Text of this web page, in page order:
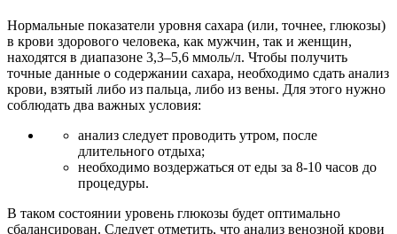
Нормальные показатели уровня сахара (или, точнее, глюкозы)
в крови здорового человека, как мужчин, так и женщин,
находятся в диапазоне 3,3–5,6 ммоль/л. Чтобы получить
точные данные о содержании сахара, необходимо сдать анализ
крови, взятый либо из пальца, либо из вены. Для этого нужно
соблюдать два важных условия:
анализ следует проводить утром, после
длительного отдыха;
необходимо воздержаться от еды за 8-10 часов до
процедуры.
В таком состоянии уровень глюкозы будет оптимально
сбалансирован. Следует отметить, что анализ венозной крови